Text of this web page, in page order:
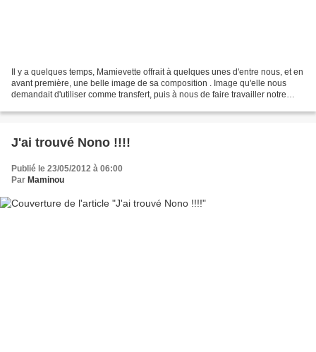
Il y a quelques temps, Mamievette offrait à quelques unes d'entre nous, et en
avant première, une belle image de sa composition . Image qu'elle nous
demandait d'utiliser comme transfert, puis à nous de faire travailler notre
J'ai trouvé Nono !!!!
Publié le 23/05/2012 à 06:00
Par Maminou